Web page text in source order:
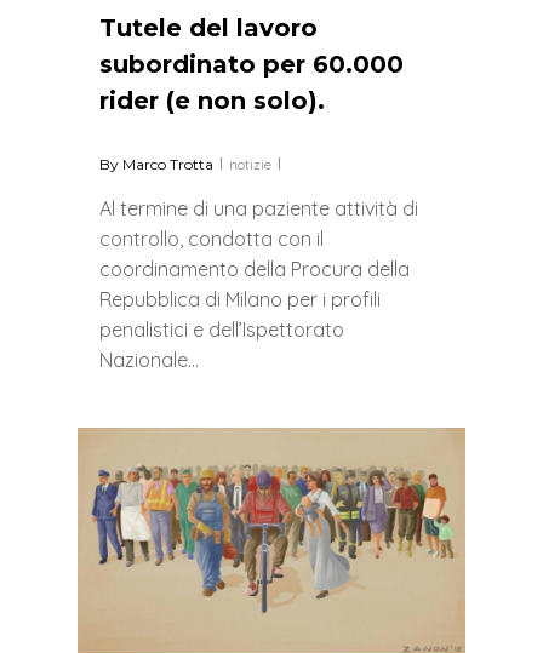
Tutele del lavoro
subordinato per 60.000
rider (e non solo).
By Marco Trotta notizie
Al termine di una paziente attività di
controllo, condotta con il
coordinamento della Procura della
Repubblica di Milano per i profili
penalistici e dell’Ispettorato
Nazionale…